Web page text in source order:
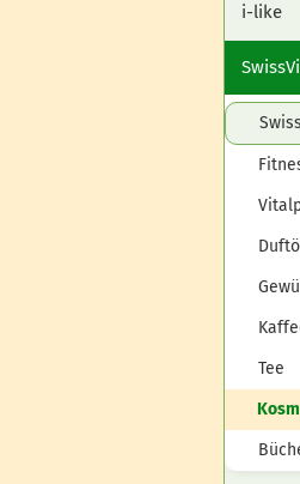
Kunden- oder Gastkonto eröffnen
i-like
Tee